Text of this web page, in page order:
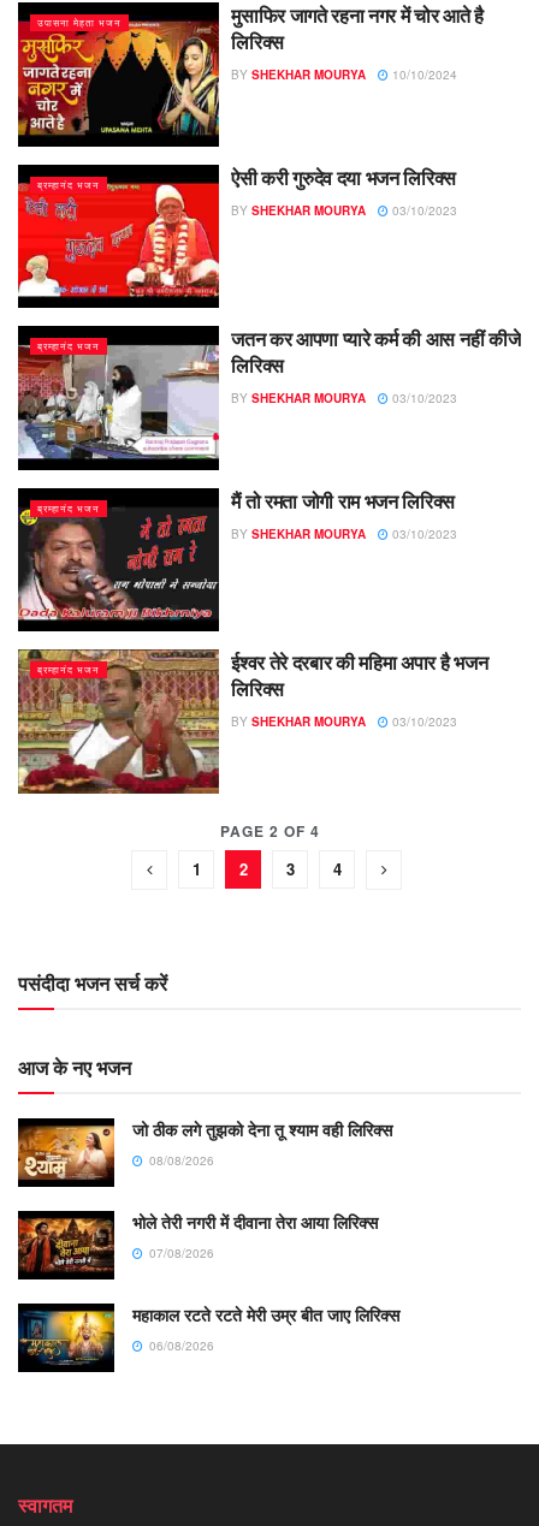
उपासना मेहता भजन
मुसाफिर जागते रहना नगर में चोर आते है
लिरिक्स
BY SHEKHAR MOURYA 10/10/2024
ब्रम्हानंद भजन ऐसी करी गुरुदेव दया भजन लिरिक्स
BY SHEKHAR MOURYA 03/10/2023
ब्रम्हानंद भजन
जतन कर आपणा प्यारे कर्म की आस नहीं कीजे
लिरिक्स
BY SHEKHAR MOURYA 03/10/2023
ब्रम्हानंद भजन मैं तो रमता जोगी राम भजन लिरिक्स
BY SHEKHAR MOURYA 03/10/2023
ब्रम्हानंद भजन
ईश्वर तेरे दरबार की महिमा अपार है भजन
लिरिक्स
BY SHEKHAR MOURYA 03/10/2023
PAGE 2 OF 4
1 2 3 4
पसंदीदा भजन सर्च करें
आज के नए भजन
जो ठीक लगे तुझको देना तू श्याम वही लिरिक्स
08/08/2026
भोले तेरी नगरी में दीवाना तेरा आया लिरिक्स
07/08/2026
महाकाल रटते रटते मेरी उम्र बीत जाए लिरिक्स
06/08/2026
स्वागतम